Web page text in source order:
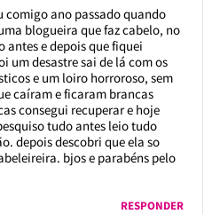
comigo ano passado quando
blogueira que faz cabelo, no
antes e depois que fiquei
um desastre sai de lá com os
e um loiro horroroso, sem
caíram e ficaram brancas
consegui recuperar e hoje
tudo antes leio tudo
depois descobri que ela so
bjos e parabéns pelo
RESPONDER